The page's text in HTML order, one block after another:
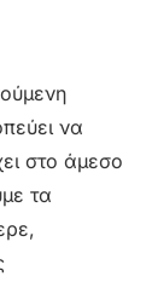
να
στο άμεσο
τα